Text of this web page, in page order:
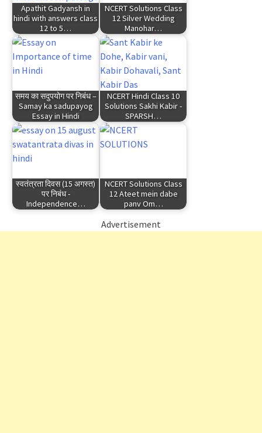
Apathit Gadyansh in
hindi with answers class
12 to 5…
NCERT Solutions Class
12 Silver Wedding
Manohar…
समय का सदुपयोग पर निबंध –
Samay ka sadupayog
Essay in Hindi
NCERT Hindi Class 10
Solutions Sakhi Kabir -
SPARSH…
स्वतंत्रता दिवस (15 अगस्त)
पर निबंध -
Independence…
NCERT Solutions Class
12 Ateet mein dabe
panv Om…
Advertisement